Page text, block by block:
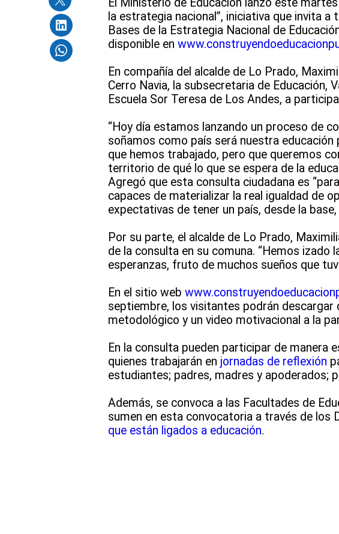
El Ministerio de Educación lanzó este
la estrategia nacional”, iniciativa que invita
Bases de la Estrategia Nacional de
disponible en
En compañía del alcalde de Lo Prado,
Cerro Navia, la subsecretaria de Educación,
Escuela Sor Teresa de Los Andes, a
“Hoy día estamos lanzando un proceso de
soñamos como país será nuestra
que hemos trabajado, pero que queremos
territorio de qué lo que se espera de la
Agregó que esta consulta ciudadana es
capaces de materializar la real igualdad de
expectativas de tener un país, desde la
Por su parte, el alcalde de Lo Prado,
de la consulta en su comuna. “Hemos izado
esperanzas, fruto de muchos sueños que
En el sitio web
septiembre, los visitantes podrán
metodológico y un video motivacional a la
En la consulta pueden participar de manera
quienes trabajarán en jornadas de reflexión
estudiantes; padres, madres y apoderados;
Además, se convoca a las Facultades de
sumen en esta convocatoria a través de los
que están ligados a educación.